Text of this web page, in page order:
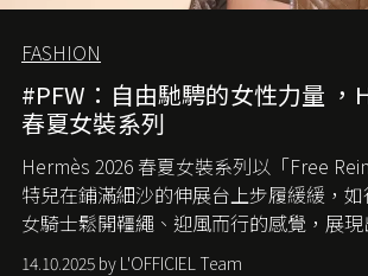
FASHION
#PFW：自由馳騁的女性力量 ，
春夏女裝系列
Hermès 2026 春夏女裝系列以「Free
特兒在鋪滿細沙的伸展台上步履緩緩，
女騎士鬆開韁繩、迎風而行的感覺，展
從容的態度。
14.10.2025 by L'OFFICIEL Team